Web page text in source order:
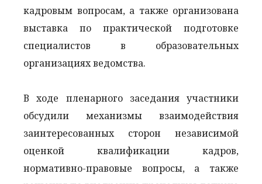
кадровым вопросам, а также организована
выставка по практической подготовке
специалистов в образовательных
организациях ведомства.
В ходе пленарного заседания участники
обсудили механизмы взаимодействия
заинтересованных сторон независимой
оценкой квалификации кадров,
нормативно-правовые вопросы, а также